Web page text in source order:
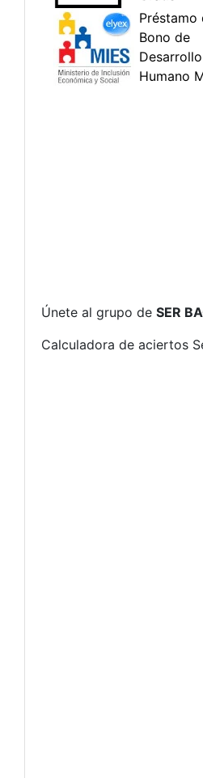
Únete al grupo de SER
Calculadora de aciertos